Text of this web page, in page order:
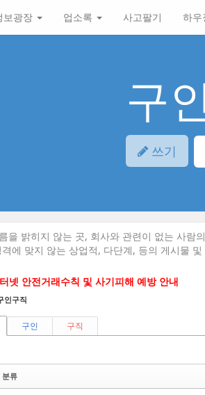
보광장 업소록 사고팔기 하우
구
쓰기
을 밝히지 않는 곳, 회사와 관련이 없는 사람
에 맞지 않는 상업적, 다단계, 등의 게시물
넷 안전거래수칙 및 사기피해 예방 안내
인구직
구인 구직
분류